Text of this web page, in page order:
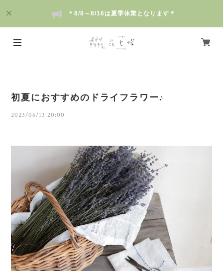
＊8/8～8/16は夏季休業となります＊
初夏におすすめのドライフラワー♪
2023/06/13 20:00